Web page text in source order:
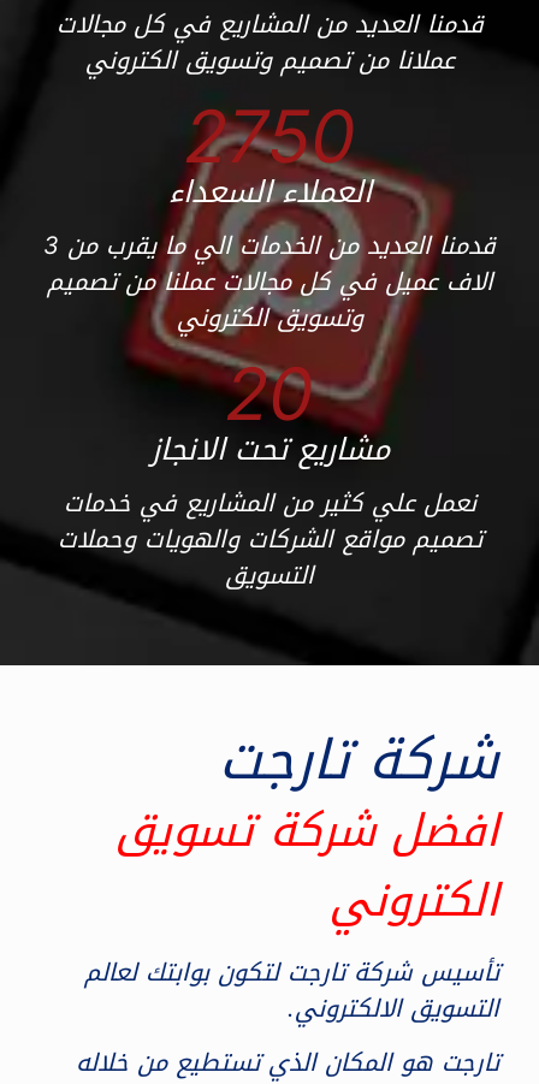
قدمنا العديد من المشاريع في كل مجالات
عملانا من تصميم وتسويق الكتروني
2750
العملاء السعداء
قدمنا العديد من الخدمات الي ما يقرب من 3
الاف عميل في كل مجالات عملنا من تصميم
وتسويق الكتروني
20
مشاريع تحت الانجاز
نعمل علي كثير من المشاريع في خدمات
تصميم مواقع الشركات والهويات وحملات
التسويق
شركة تارجت
افضل شركة تسويق
الكتروني
تأسيس شركة تارجت لتكون بوابتك لعالم
التسويق الالكتروني.
تارجت هو المكان الذي تستطيع من خلاله